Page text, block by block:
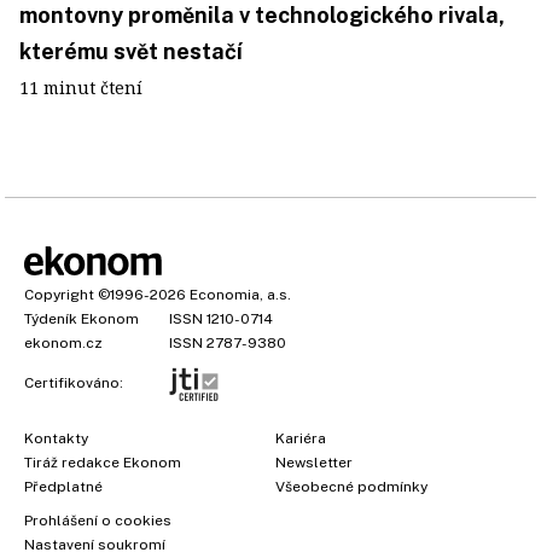
montovny proměnila v technologického rivala,
kterému svět nestačí
11 minut čtení
Copyright ©1996-2026 Economia, a.s.
Týdeník Ekonom
ISSN 1210-0714
ekonom.cz
ISSN 2787-9380
Certifikováno:
Kontakty
Tiráž redakce Ekonom
Předplatné
Kariéra
Newsletter
Všeobecné podmínky
Prohlášení o cookies
Nastavení soukromí